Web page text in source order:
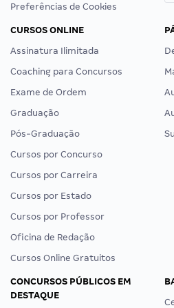
Preferências de Cookies
CURSOS ONLINE
Assinatura Ilimitada
Coaching para Concursos
Exame de Ordem
Graduação
Pós-Graduação
Cursos por Concurso
Cursos por Carreira
Cursos por Estado
Cursos por Professor
Oficina de Redação
Cursos Online Gratuitos
CONCURSOS PÚBLICOS EM
DESTAQUE